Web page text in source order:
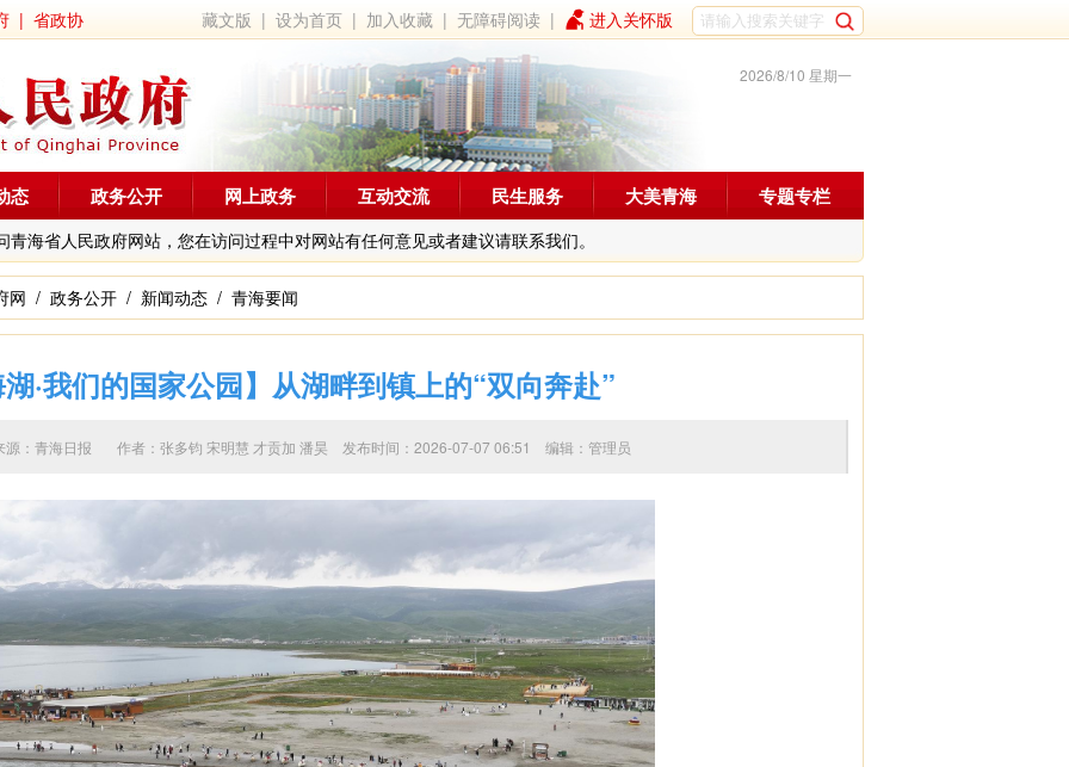
| 省政协 藏文版 |设为首页 | 加入收藏 |无障碍阅读 | 进入关怀版
2026/8/10 星期一
青海省人民政府网站，您在访问过程中对网站有任何意见或者建议请联系我们。
态 政务公开 网上政务 互动交流 民生服务 大美青海 专题专栏
网 / 政务公开 / 新闻动态 / 青海要闻
·我们的国家公园】从湖畔到镇上的“双向奔赴”
源：青海日报 作者： 张多钧 宋明慧 才贡加 潘昊 发布时间：2026-07-07 06:51 编辑：管理员